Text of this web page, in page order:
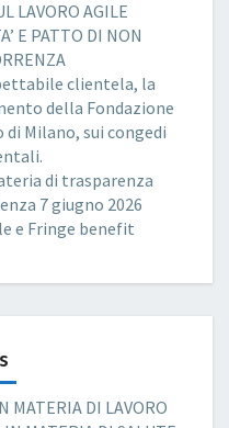
LAVORO AGILE
E PATTO DI NON
clientela, la
della Fondazione
Milano, sui congedi
di trasparenza
7 giugno 2026
e Fringe benefit
MATERIA DI LAVORO